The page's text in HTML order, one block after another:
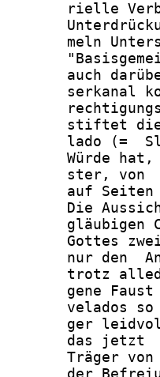
rielle
meln
auch
serkanal
stiftet
lado (=
Würde hat,
ster, von
auf Seiten
Die
gläubigen
Gottes
nur den
trotz
gene Faust
velados so
ger
das jetzt
Träger von